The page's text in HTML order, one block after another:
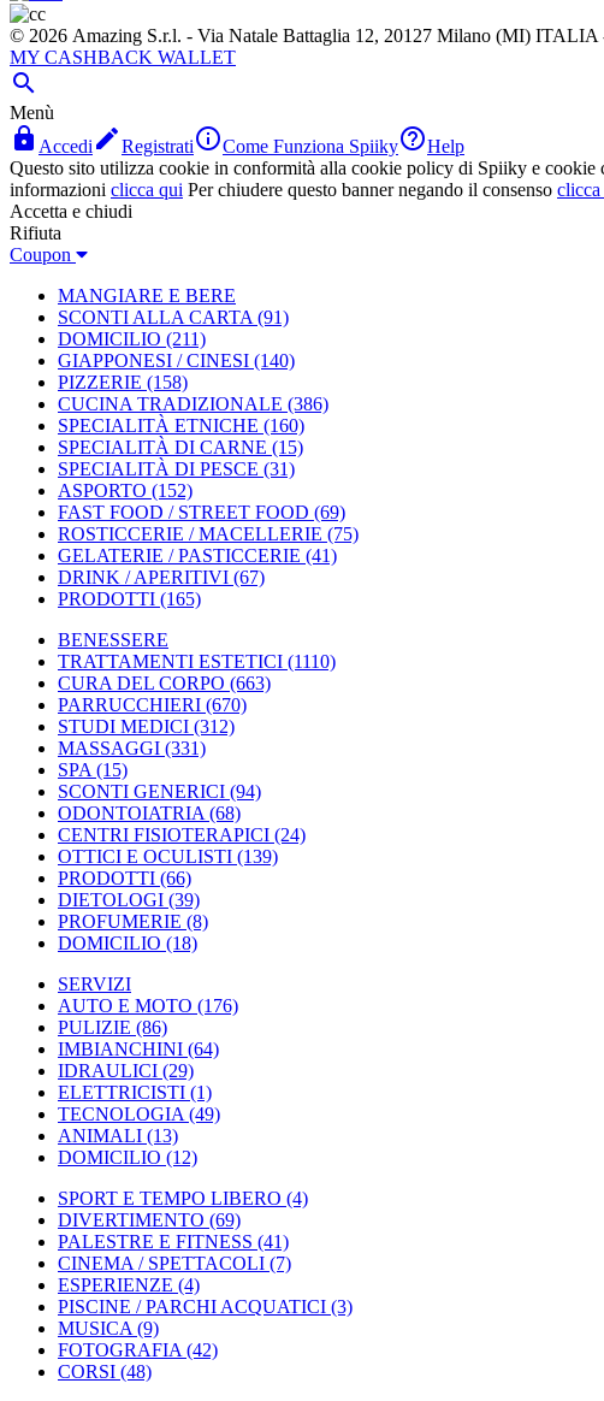
© 2026 Amazing S.r.l. - Via Natale Battaglia 12, 20127 Milano (MI)
MY CASHBACK WALLET

Menù
 Accedi RegistratiCome Funziona SpiikyHelp
Questo sito utilizza cookie in conformità alla cookie policy di Spiiky e cookie
informazioni clicca qui Per chiudere questo banner negando il consenso clicca
Accetta e chiudi
Rifiuta
Coupon
MANGIARE E BERE
SCONTI ALLA CARTA (91)
DOMICILIO (211)
GIAPPONESI / CINESI (140)
PIZZERIE (158)
CUCINA TRADIZIONALE (386)
SPECIALITÀ ETNICHE (160)
SPECIALITÀ DI CARNE (15)
SPECIALITÀ DI PESCE (31)
ASPORTO (152)
FAST FOOD / STREET FOOD (69)
ROSTICCERIE / MACELLERIE (75)
GELATERIE / PASTICCERIE (41)
DRINK / APERITIVI (67)
PRODOTTI (165)
BENESSERE
TRATTAMENTI ESTETICI (1110)
CURA DEL CORPO (663)
PARRUCCHIERI (670)
STUDI MEDICI (312)
MASSAGGI (331)
SPA (15)
SCONTI GENERICI (94)
ODONTOIATRIA (68)
CENTRI FISIOTERAPICI (24)
OTTICI E OCULISTI (139)
PRODOTTI (66)
DIETOLOGI (39)
PROFUMERIE (8)
DOMICILIO (18)
SERVIZI
AUTO E MOTO (176)
PULIZIE (86)
IMBIANCHINI (64)
IDRAULICI (29)
ELETTRICISTI (1)
TECNOLOGIA (49)
ANIMALI (13)
DOMICILIO (12)
SPORT E TEMPO LIBERO (4)
DIVERTIMENTO (69)
PALESTRE E FITNESS (41)
CINEMA / SPETTACOLI (7)
ESPERIENZE (4)
PISCINE / PARCHI ACQUATICI (3)
MUSICA (9)
FOTOGRAFIA (42)
CORSI (48)